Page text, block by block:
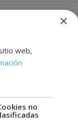
que curso estás
*
×
web,
no